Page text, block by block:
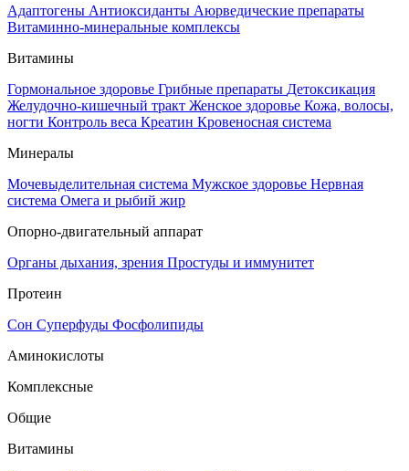
Адаптогены Антиоксиданты Аюрведические препараты
Витаминно-минеральные комплексы
Витамины
Гормональное здоровье Грибные препараты Детоксикация
Желудочно-кишечный тракт Женское здоровье Кожа, волосы,
ногти Контроль веса Креатин Кровеносная система
Минералы
Мочевыделительная система Мужское здоровье Нервная
система Омега и рыбий жир
Опорно-двигательный аппарат
Органы дыхания, зрения Простуды и иммунитет
Протеин
Сон Суперфуды Фосфолипиды
Аминокислоты
Комплексные
Общие
Витамины